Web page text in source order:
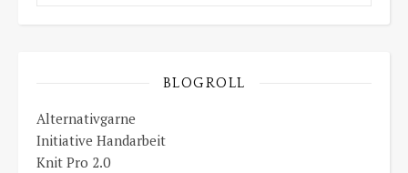
BLOGROLL
Alternativgarne
Initiative Handarbeit
Knit Pro 2.0